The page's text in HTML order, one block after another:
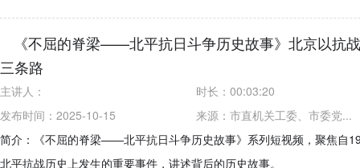
《不屈的脊梁——北平抗日斗争历史故事》北京以抗
三条路
主讲人： 时长： 00:03:20
发布时间：2025-10-15
来源： 市直机关工委、市委党...
简介：《不屈的脊梁——北平抗日斗争历史故事》系列短视频，聚焦自
北平抗战历史上发生的重要事件，讲述背后的历史故事。